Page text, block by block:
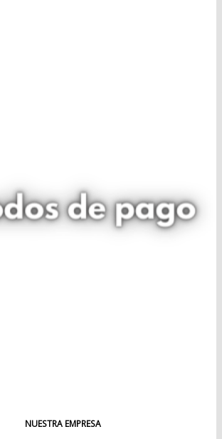
NUESTRA EMPRESA